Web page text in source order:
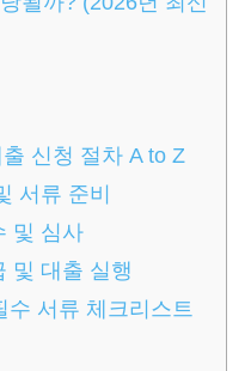
신청 절차 A to Z
서류 준비
및 심사
및 대출 실행
서류 체크리스트